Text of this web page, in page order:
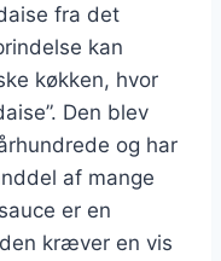
fra det
kan
køkken, hvor
Den blev
og har
af mange
er en
kræver en vis